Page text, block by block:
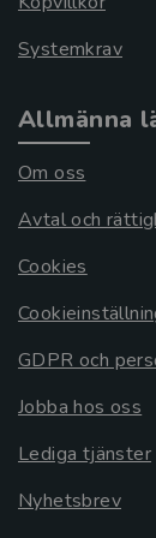
Systemkrav
Allmänna
Om oss
Avtal och
Cookies
GDPR och
Jobba hos oss
Lediga tjänster
Nyhetsbrev